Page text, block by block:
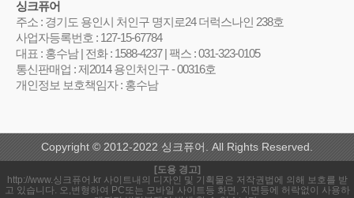
싱크퓨어
주소 : 경기도 용인시 처인구 명지로24 더럭스나인 238호
사업자등록번호 : 127-15-67784
대표 : 홍수남 | 전화 : 1588-4237 | 팩스 : 031-323-0105
통신판매업 : 제2014 용인처인구 - 00316호
개인정보 보호책임자 : 홍수남
Copyright © 2012-2022 싱크퓨어. All Rights Reserved.
[도용 경고]
http://www.싱크퓨어.kr 사이트내의 디자인 및 기획물은 저작권법에 의해 보호를 받
고 있습니다. 오,변형하여 PC또는 모바일 사이트등 화면, 지면등에 허락없이 사용하